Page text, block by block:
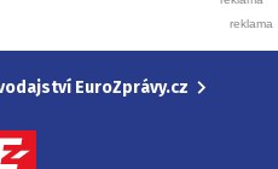
EuroZprávy.cz